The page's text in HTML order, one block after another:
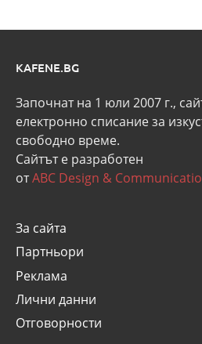
KAFENE.BG
Започнат на 1 юли 2007 г.,
eлектронно списание за
свободно време.
Сайтът е разработен
отABC Design &
За сайта
Партньори
Реклама
Лични данни
Отговорности